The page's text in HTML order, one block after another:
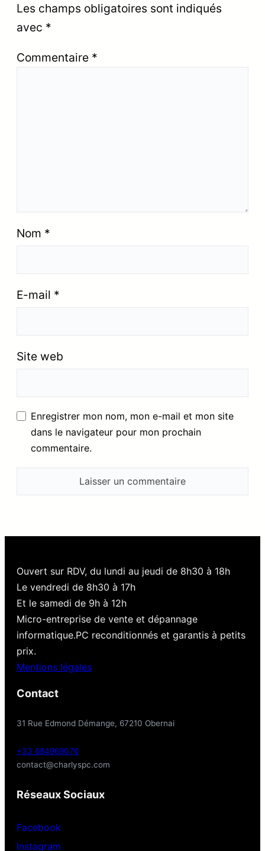
Les champs obligatoires sont indiqués
avec *
Commentaire *
Nom *
E-mail *
Site web
Enregistrer mon nom, mon e-mail et mon site
dans le navigateur pour mon prochain
commentaire.
Ouvert sur RDV, du lundi au jeudi de 8h30 à 18h
Le vendredi de 8h30 à 17h
Et le samedi de 9h à 12h
Micro-entreprise de vente et dépannage
informatique.PC reconditionnés et garantis à petits
prix.
Mentions légales
Contact
31 Rue Edmond Démange, 67210 Obernai
+33 684969076
contact@charlyspc.com
Réseaux Sociaux
Facebook
Instagram